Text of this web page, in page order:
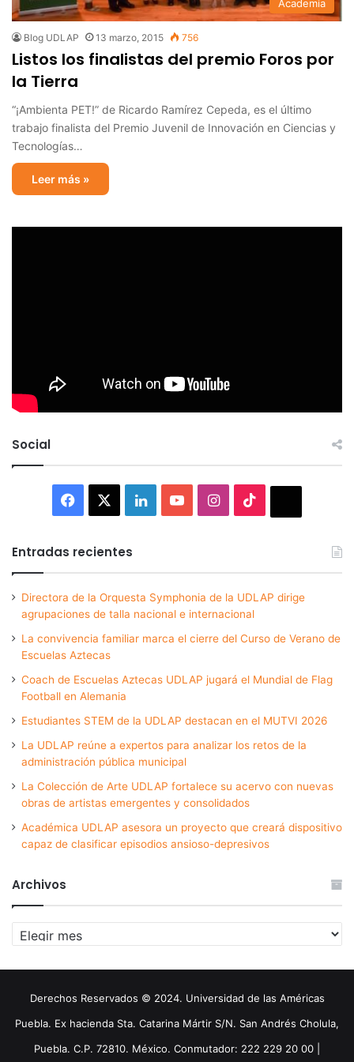
Academia
Blog UDLAP 13 marzo, 2015 756
Listos los finalistas del premio Foros por
la Tierra
“¡Ambienta PET!” de Ricardo Ramírez Cepeda, es el último
trabajo finalista del Premio Juvenil de Innovación en Ciencias y
Tecnologías…
Leer más »
Social
Facebook LinkedInYouTubeInstagram
Entradas recientes
Directora de la Orquesta Symphonia de la UDLAP dirige
agrupaciones de talla nacional e internacional
La convivencia familiar marca el cierre del Curso de Verano de
Escuelas Aztecas
Coach de Escuelas Aztecas UDLAP jugará el Mundial de Flag
Football en Alemania
Estudiantes STEM de la UDLAP destacan en el MUTVI 2026
La UDLAP reúne a expertos para analizar los retos de la
administración pública municipal
La Colección de Arte UDLAP fortalece su acervo con nuevas
obras de artistas emergentes y consolidados
Académica UDLAP asesora un proyecto que creará dispositivo
capaz de clasificar episodios ansioso-depresivos
Archivos
Archivos
Derechos Reservados © 2024. Universidad de las Américas
Puebla. Ex hacienda Sta. Catarina Mártir S/N. San Andrés Cholula,
Puebla. C.P. 72810. México. Conmutador: 222 229 20 00 |